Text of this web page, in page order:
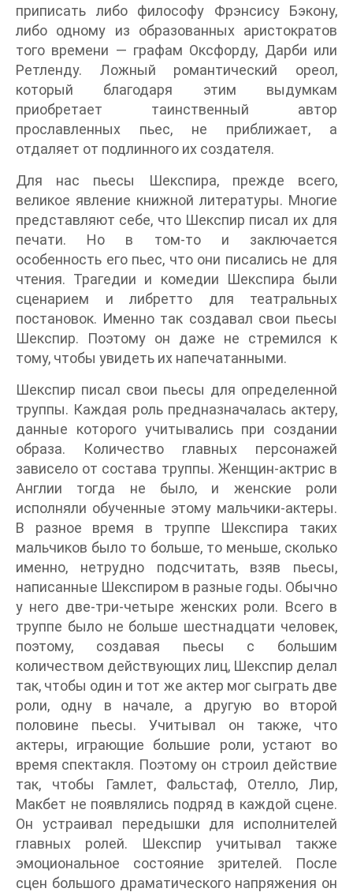
приписать либо философу Фрэнсису Бэкону,
либо одному из образованных аристократов
того времени — графам Оксфорду, Дарби или
Ретленду. Ложный романтический ореол,
который благодаря этим выдумкам
приобретает таинственный автор
прославленных пьес, не приближает, а
отдаляет от подлинного их создателя.
Для нас пьесы Шекспира, прежде всего,
великое явление книжной литературы. Многие
представляют себе, что Шекспир писал их для
печати. Но в том-то и заключается
особенность его пьес, что они писались не для
чтения. Трагедии и комедии Шекспира были
сценарием и либретто для театральных
постановок. Именно так создавал свои пьесы
Шекспир. Поэтому он даже не стремился к
тому, чтобы увидеть их напечатанными.
Шекспир писал свои пьесы для определенной
труппы. Каждая роль предназначалась актеру,
данные которого учитывались при создании
образа. Количество главных персонажей
зависело от состава труппы. Женщин-актрис в
Англии тогда не было, и женские роли
исполняли обученные этому мальчики-актеры.
В разное время в труппе Шекспира таких
мальчиков было то больше, то меньше, сколько
именно, нетрудно подсчитать, взяв пьесы,
написанные Шекспиром в разные годы. Обычно
у него две-три-четыре женских роли. Всего в
труппе было не больше шестнадцати человек,
поэтому, создавая пьесы с большим
количеством действующих лиц, Шекспир делал
так, чтобы один и тот же актер мог сыграть две
роли, одну в начале, а другую во второй
половине пьесы. Учитывал он также, что
актеры, играющие большие роли, устают во
время спектакля. Поэтому он строил действие
так, чтобы Гамлет, Фальстаф, Отелло, Лир,
Макбет не появлялись подряд в каждой сцене.
Он устраивал передышки для исполнителей
главных ролей. Шекспир учитывал также
эмоциональное состояние зрителей. После
сцен большого драматического напряжения он